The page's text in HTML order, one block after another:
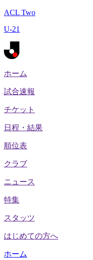
ACL Two
U-21
ホーム
試合速報
チケット
日程・結果
順位表
クラブ
ニュース
特集
スタッツ
はじめての方へ
ホーム